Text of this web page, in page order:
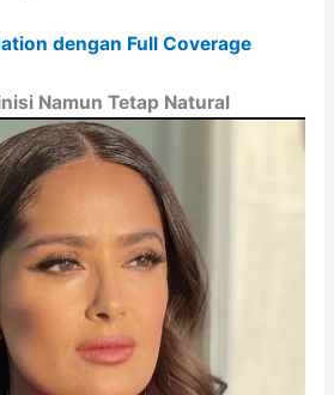
dengan Full Coverage
Namun Tetap Natural